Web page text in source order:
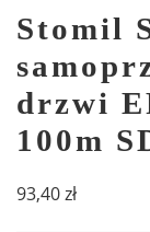
Stomil
drzwi
100m
93,40zł